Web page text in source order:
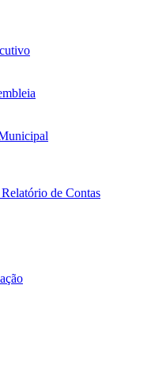
de Contas